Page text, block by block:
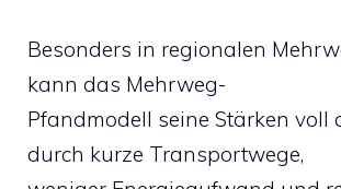
Besonders in regionalen
kann das Mehrweg-
Pfandmodell seine Stärken voll
durch kurze Transportwege,